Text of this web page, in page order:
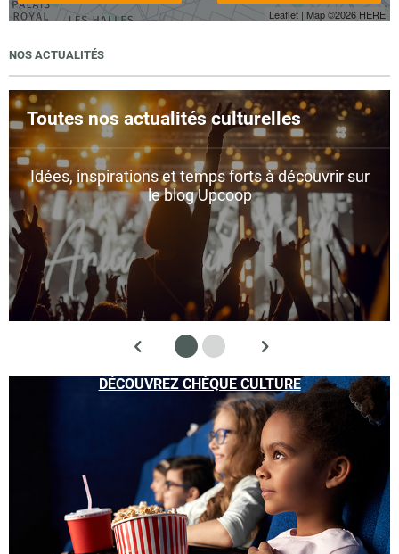
Leaflet | Map ©2026 HERE
NOS ACTUALITÉS
Toutes nos actualités culturelles
Idées, inspirations et temps forts à découvrir sur
le blog Upcoop
DÉCOUVREZ CHÈQUE CULTURE